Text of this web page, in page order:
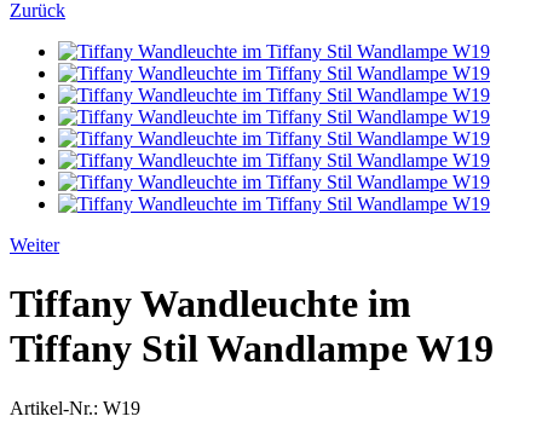
Zurück
Weiter
Tiffany Wandleuchte im
Tiffany Stil Wandlampe W19
Artikel-Nr.: W19